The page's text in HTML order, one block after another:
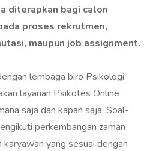
diterapkan bagi calon
proses rekrutmen,
maupun job assignment.
lembaga biro Psikologi
layanan Psikotes Online
saja dan kapan saja. Soal-
perkembangan zaman
yang sesuai dengan